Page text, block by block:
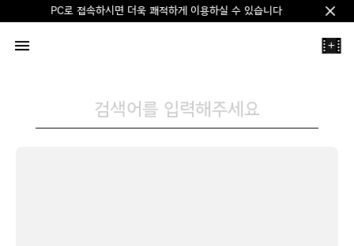
PC로 접속하시면 더욱 쾌적하게 이용하실 수 있습니다
+
검색어를 입력해주세요